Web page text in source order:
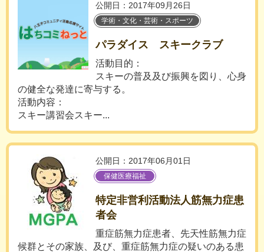
公開日：2017年09月26日
学術・文化・芸術・スポーツ
パラダイス スキークラブ
活動目的：
スキーの普及及び振興を図り、心身
の健全な発達に寄与する。
活動内容：
スキー講習会スキー...
公開日：2017年06月01日
保健医療福祉
特定非営利活動法人筋無力症患
者会
重症筋無力症患者、先天性筋無力症
候群とその家族、及び、重症筋無力症の疑いのある患